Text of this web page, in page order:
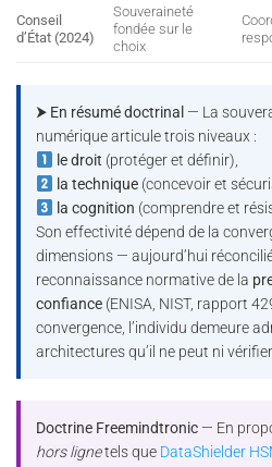
Conseil
d’État (2024)
Souveraineté
fondée sur le
choix
⮞ En résumé doctrinal — La
numérique articule trois niveaux :
le droit (protéger et définir),
la technique (concevoir et
la cognition (comprendre et
Son effectivité dépend de la
dimensions — aujourd’hui
reconnaissance normative de la
confiance (ENISA, NIST, rapport
convergence, l’individu demeure
architectures qu’il ne peut ni
Doctrine Freemindtronic — En
hors lignetels que DataShielder